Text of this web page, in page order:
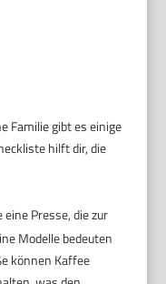
Familie gibt es einige
hilft dir, die
eine Presse, die zur
Modelle bedeuten
können Kaffee